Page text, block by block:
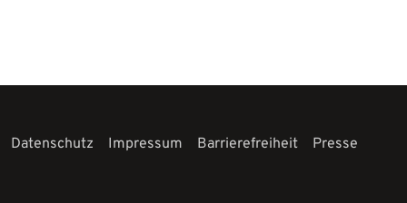
Datenschutz Impressum Barrierefreiheit Presse